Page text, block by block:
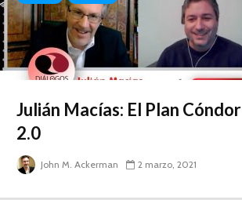
Julián Macías: El Plan Cóndor
2.0
John M. Ackerman 2 marzo, 2021